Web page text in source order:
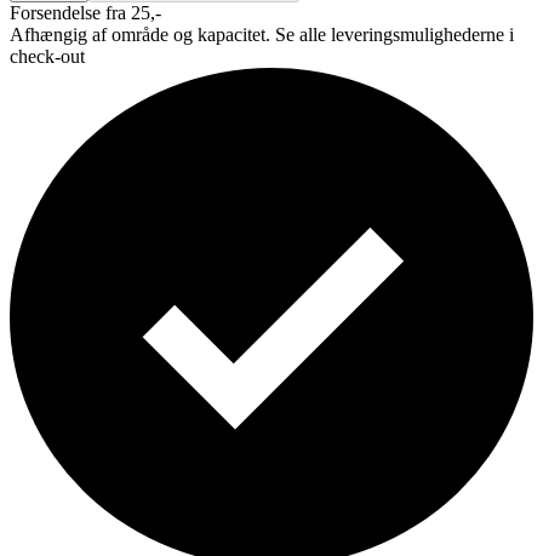
Forsendelse fra 25,-
Afhængig af område og kapacitet. Se alle leveringsmulighederne i
check-out